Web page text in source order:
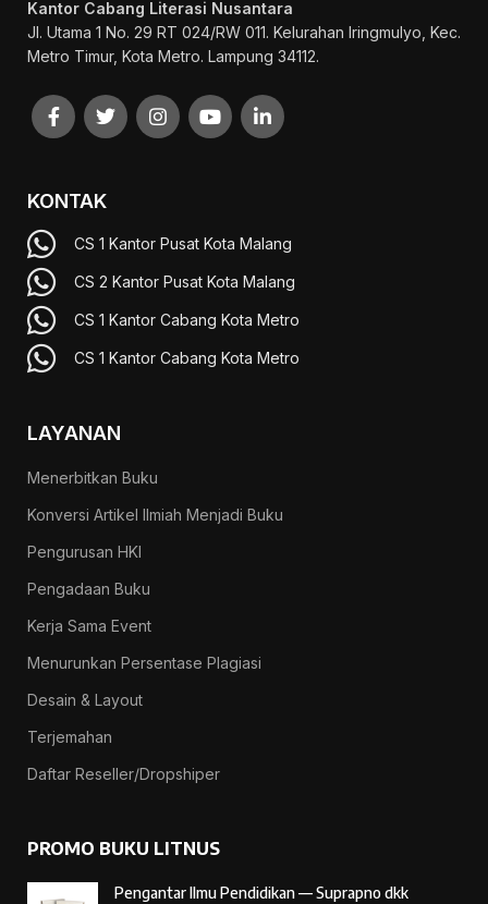
Kantor Cabang Literasi Nusantara
Jl. Utama 1 No. 29 RT 024/RW 011. Kelurahan Iringmulyo, Kec.
Metro Timur, Kota Metro. Lampung 34112.
KONTAK
CS 1 Kantor Pusat Kota Malang
CS 2 Kantor Pusat Kota Malang
CS 1 Kantor Cabang Kota Metro
CS 1 Kantor Cabang Kota Metro
LAYANAN
Menerbitkan Buku
Konversi Artikel Ilmiah Menjadi Buku
Pengurusan HKI
Pengadaan Buku
Kerja Sama Event
Menurunkan Persentase Plagiasi
Desain & Layout
Terjemahan
Daftar Reseller/Dropshiper
PROMO BUKU LITNUS
Pengantar Ilmu Pendidikan — Suprapno dkk